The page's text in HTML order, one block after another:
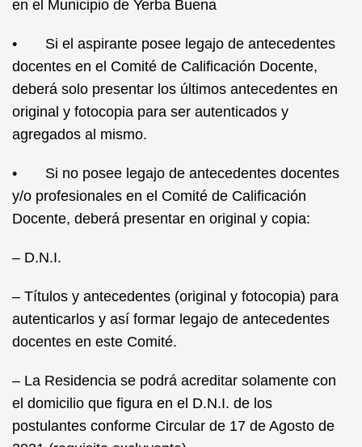
en el Municipio de Yerba Buena
• Si el aspirante posee legajo de antecedentes
docentes en el Comité de Calificación Docente,
deberá solo presentar los últimos antecedentes en
original y fotocopia para ser autenticados y
agregados al mismo.
• Si no posee legajo de antecedentes docentes
y/o profesionales en el Comité de Calificación
Docente, deberá presentar en original y copia:
– D.N.I.
– Títulos y antecedentes (original y fotocopia) para
autenticarlos y así formar legajo de antecedentes
docentes en este Comité.
– La Residencia se podrá acreditar solamente con
el domicilio que figura en el D.N.I. de los
postulantes conforme Circular de 17 de Agosto de